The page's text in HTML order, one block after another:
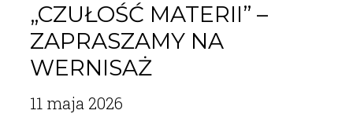
„CZUŁOŚĆ MATERII” –
ZAPRASZAMY NA
WERNISAŻ
11 maja 2026